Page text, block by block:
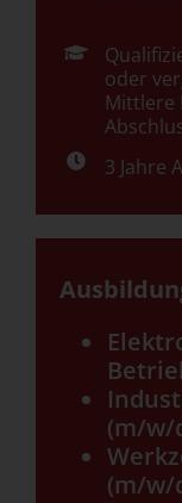
oder
Mittlere
3 Jahre
(m/w/
(m/w/